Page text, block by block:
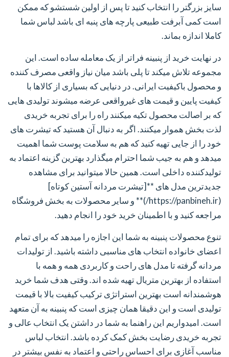
سایز بزرگتر را انتخاب کنید تا پس از اولین شستشو که ممکن
است کمی آبرفت طبیعی پارچه های پنبه ای باشد لباس شما
کاملا اندازه بماند.
در نهایت خرید از پنبینه فراتر از یک معامله ساده است. این
مجموعه تلاش میکند تا پلی باشد میان نیاز واقعی مصرف کننده
و محصول باکیفیت ایرانی. در دنیایی که بسیاری از کالاها با
کیفیت پایین و قیمت های غیرواقعی عرضه میشوند تولیدی هایی
که بر اصالت محصول تکیه میکنند راه را برای تجربه خریدی
لذت بخش هموار میکنند. اگر به دنبال آن هستید که تیشرت های
خود را از جایی تهیه کنید که هم به سلامت پوست شما اهمیت
میدهد و هم به جیب شما احترام میگذارد بهترین گزینه اعتماد به
تولیدکننده داخلی است. همین حالا میتوانید برای مشاهده
جدیدترین مدل های **[تیشرت مردانه آستین کوتاه]
(https://panbineh.ir/)** و سایر محصولات به بخش فروشگاه
مراجعه کنید و با اطمینان خرید خود را انجام دهید.
تنوع محصولات پنبینه به شما این اجازه را میدهد که برای تمام
اعضای خانواده انتخاب های مناسبی داشته باشید. از تولیدات
مردانه گرفته تا مدل های راحت و کاربردی همه و همه با
استفاده از بهترین متریال تهیه شده اند. وقتی هدف شما خرید
هوشمندانه است بهترین استراتژی ترکیب کیفیت بالا با قیمت
تولیدی است و این دقیقا همان چیزی است که پنبینه به آن متعهد
است. امیدواریم این راهنما به شما در داشتن یک انتخاب عالی و
تجربه خریدی رضایت بخش کمک کرده باشد. انتخاب لباس
مناسب آغازی برای احساس راحتی و اعتماد به نفس بیشتر در